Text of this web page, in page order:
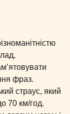
фраз.
страус, який
70 км/год.